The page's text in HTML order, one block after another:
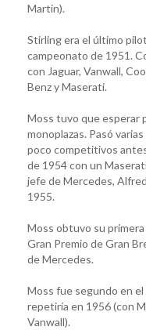
Martin).
Stirling era el último
campeonato de 1951.
con Jaguar, Vanwall,
Benz y Maserati.
Moss tuvo que esperar
monoplazas. Pasó
poco competitivos
de 1954 con un
jefe de Mercedes,
1955.
Moss obtuvo su
Gran Premio de Gran
de Mercedes.
Moss fue segundo en
repetiría en 1956 (con
Vanwall).